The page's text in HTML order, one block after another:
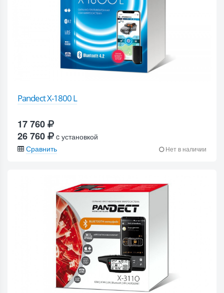
Pandect X-1800 L
17 760
26 760
c установкой
Сравнить
Нет в наличии